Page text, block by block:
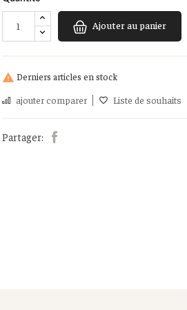
Ajouter au panier
 Derniers articles en stock
ajouter comparer Liste de souhaits
Partager: